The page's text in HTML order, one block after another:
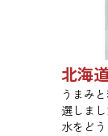
北海
うまみ
選しま
水をどう